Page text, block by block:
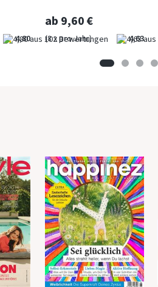
4,80
ab 9,60 €
(8 x pro Jahr) 4,63